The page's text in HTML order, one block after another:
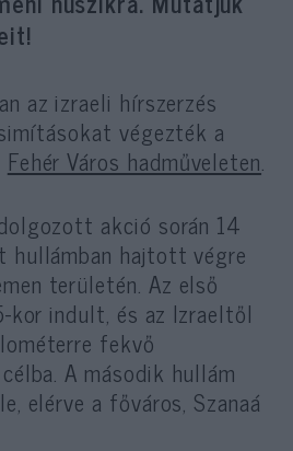
az izraeli hírszerzés
végezték a
Fehér Város hadműveleten.
akció során 14
hullámban hajtott végre
területén. Az első
kor indult, és az Izraeltől
fekvő
A második hullám
elérve a főváros, Szanaá